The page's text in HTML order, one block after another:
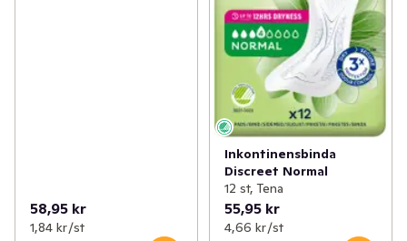
58,95 kr
1,84 kr /st
Inkontinensbinda
Discreet Normal
12 st, Tena
55,95 kr
4,66 kr /st